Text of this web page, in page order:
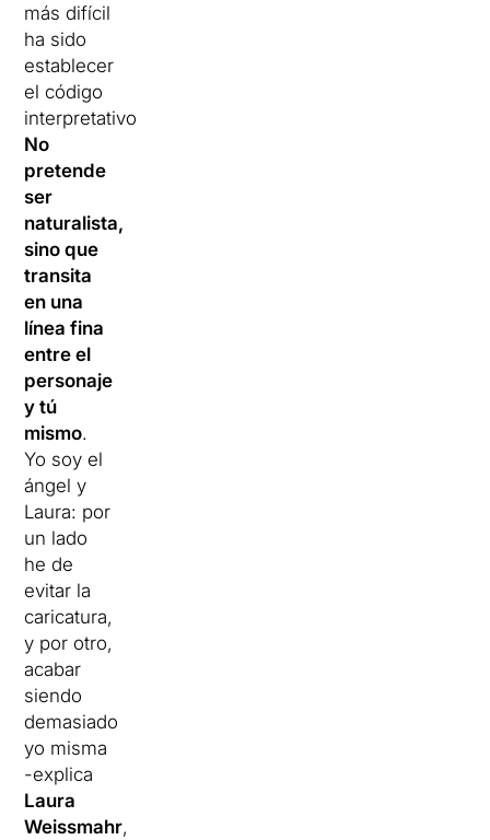
más difícil
ha sido
establecer
el código
interpretativo.
No
pretende
ser
naturalista,
sino que
transita
en una
línea fina
entre el
personaje
y tú
mismo.
Yo soy el
ángel y
Laura: por
un lado
he de
evitar la
caricatura,
y por otro,
acabar
siendo
demasiado
yo misma
-explica
Laura
Weissmahr,